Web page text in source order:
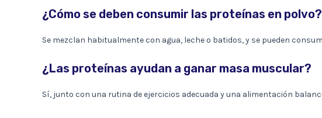
¿Cómo se deben consumir las proteínas en polvo?
Se mezclan habitualmente con agua, leche o batidos, y se pueden
¿Las proteínas ayudan a ganar masa muscular?
Sí, junto con una rutina de ejercicios adecuada y una alimentación